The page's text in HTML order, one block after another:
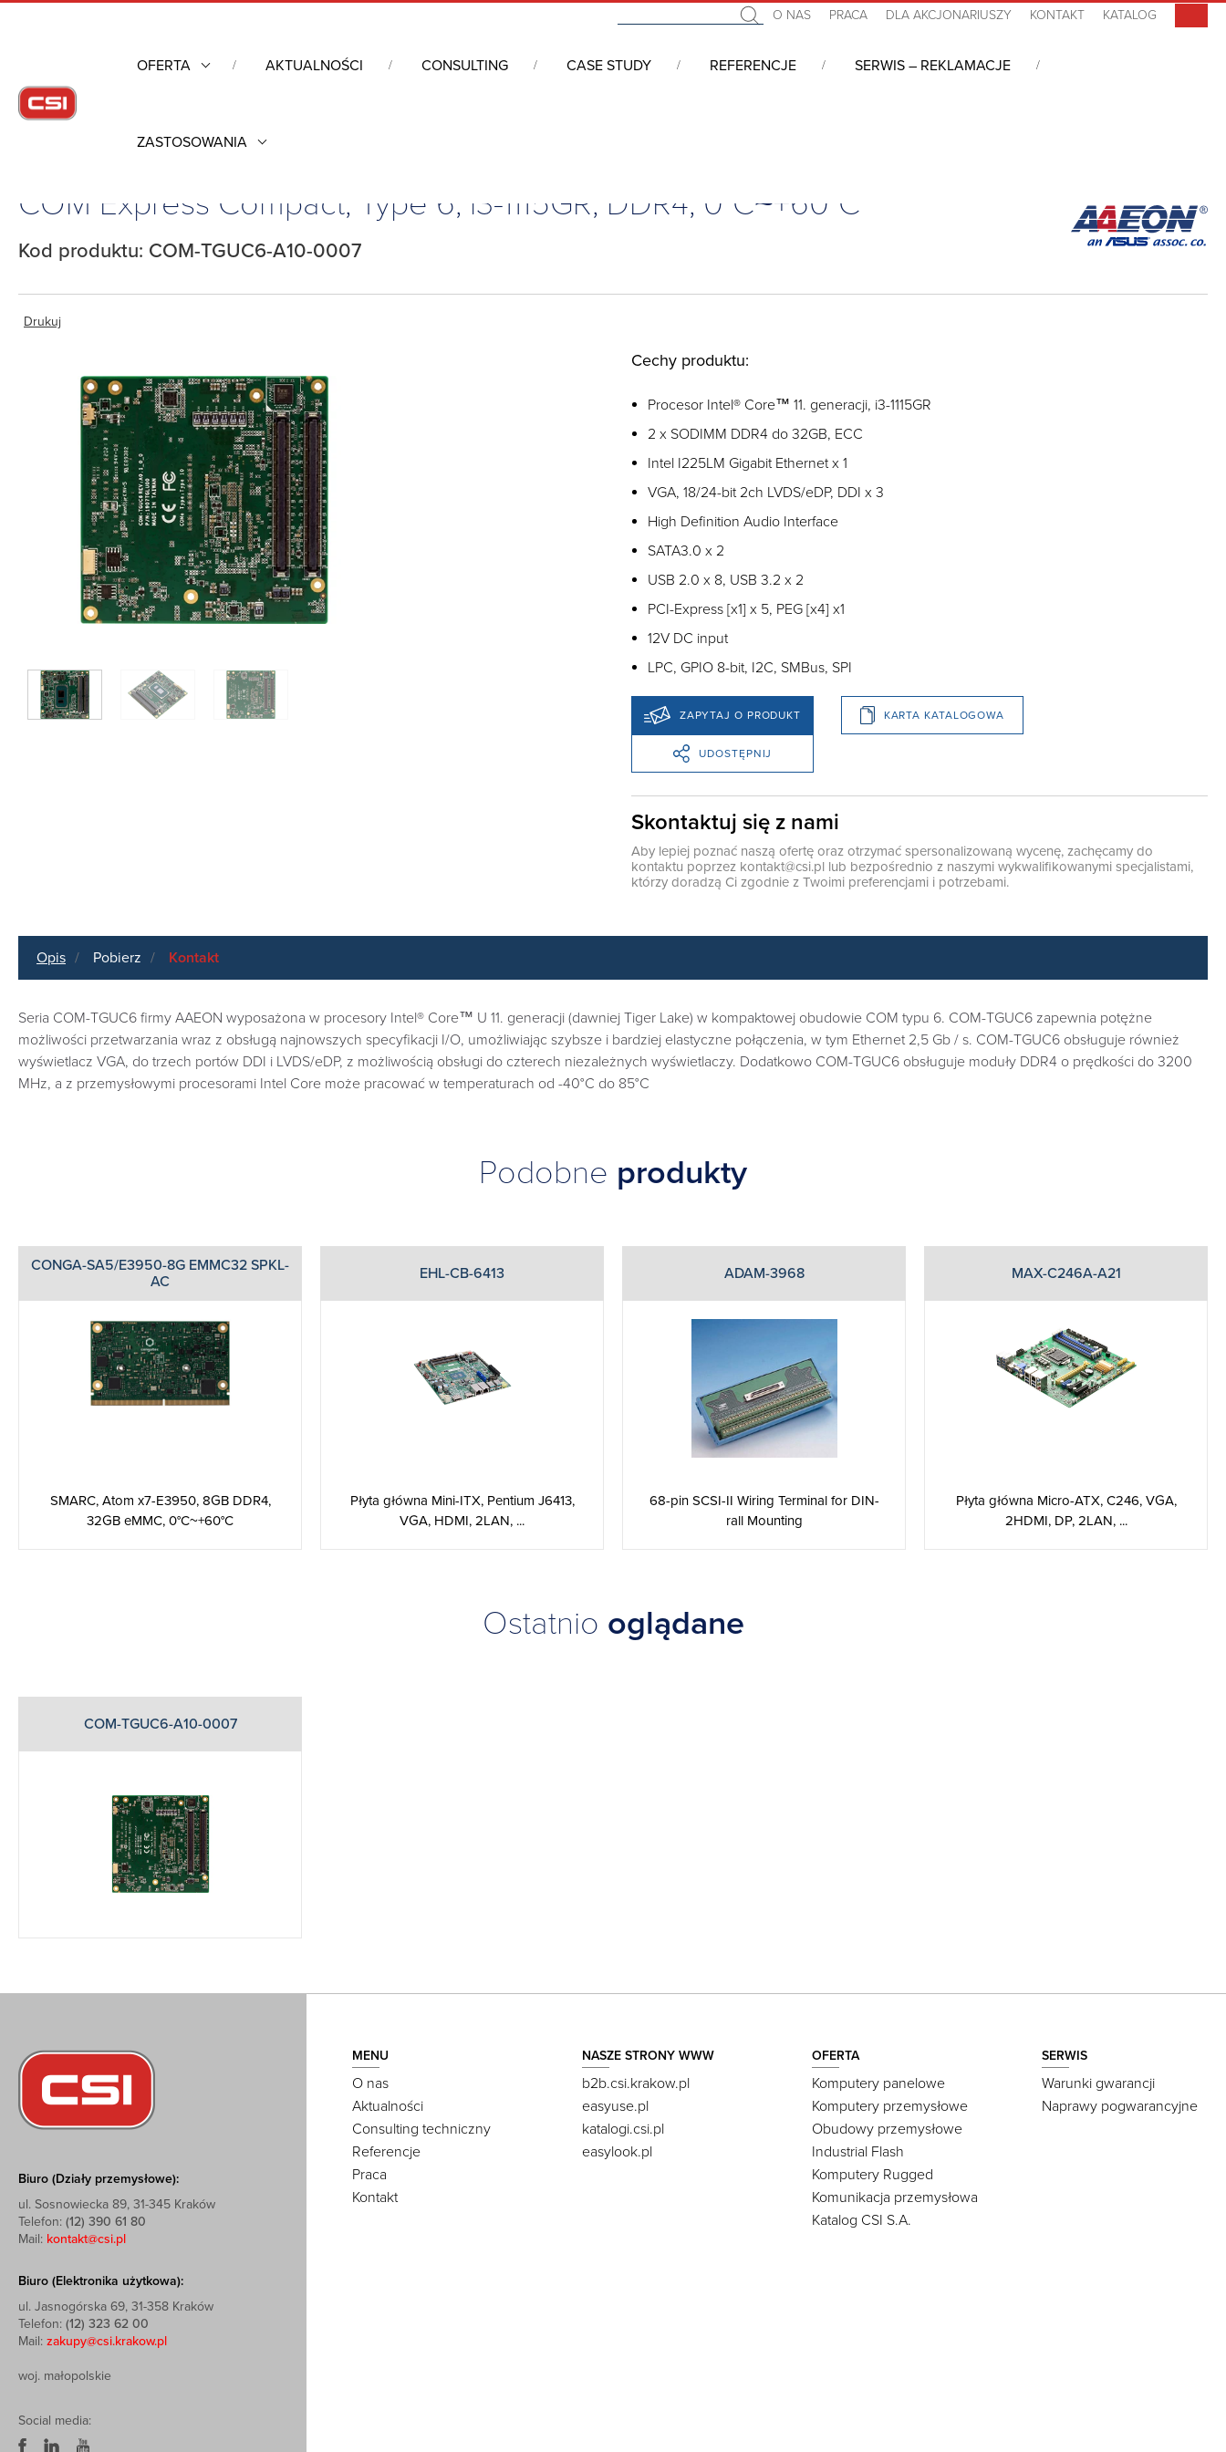
O NAS PRACA DLA AKCJONARIUSZY KONTAKT KATALOG
OFERTA AKTUALNOŚCI CONSULTING CASE STUDY REFERENCJE SERWIS – REKLAMACJE
ZASTOSOWANIA
Komputery przemysłowe
COM Express Compact, Type 6, i3-1115GR, DDR4, 0°C~+60°C
Kod produktu: COM-TGUC6-A10-0007
Drukuj
Cechy produktu:
Procesor Intel® Core™ 11. generacji, i3-1115GR
2 x SODIMM DDR4 do 32GB, ECC
Intel I225LM Gigabit Ethernet x 1
VGA, 18/24-bit 2ch LVDS/eDP, DDI x 3
High Definition Audio Interface
SATA3.0 x 2
USB 2.0 x 8, USB 3.2 x 2
PCI-Express [x1] x 5, PEG [x4] x1
12V DC input
LPC, GPIO 8-bit, I2C, SMBus, SPI
ZAPYTAJ O PRODUKT KARTA KATALOGOWA
UDOSTĘPNIJ
Skontaktuj się z nami
Aby lepiej poznać naszą ofertę oraz otrzymać spersonalizowaną wycenę, zachęcamy do
kontaktu poprzez kontakt@csi.pl lub bezpośrednio z naszymi wykwalifikowanymi specjalistami,
którzy doradzą Ci zgodnie z Twoimi preferencjami i potrzebami.
Opis Pobierz Kontakt
Seria COM-TGUC6 firmy AAEON wyposażona w procesory Intel® Core™ U 11. generacji (dawniej Tiger Lake) w kompaktowej obudowie COM typu 6. COM-TGUC6 zapewnia potężne
możliwości przetwarzania wraz z obsługą najnowszych specyfikacji I/O, umożliwiając szybsze i bardziej elastyczne połączenia, w tym Ethernet 2,5 Gb / s. COM-TGUC6 obsługuje również
wyświetlacz VGA, do trzech portów DDI i LVDS/eDP, z możliwością obsługi do czterech niezależnych wyświetlaczy. Dodatkowo COM-TGUC6 obsługuje moduły DDR4 o prędkości do 3200
MHz, a z przemysłowymi procesorami Intel Core może pracować w temperaturach od -40°C do 85°C
Podobne produkty
CONGA-SA5/E3950-8G EMMC32 SPKL-
AC
SMARC, Atom x7-E3950, 8GB DDR4,
32GB eMMC, 0°C~+60°C
EHL-CB-6413
Płyta główna Mini-ITX, Pentium J6413,
VGA, HDMI, 2LAN, ...
ADAM-3968
68-pin SCSI-II Wiring Terminal for DIN-
rall Mounting
MAX-C246A-A21
Płyta główna Micro-ATX, C246, VGA,
2HDMI, DP, 2LAN, ...
Ostatnio oglądane
COM-TGUC6-A10-0007
Biuro (Działy przemysłowe):
ul. Sosnowiecka 89, 31-345 Kraków
Telefon: (12) 390 61 80
Mail: kontakt@csi.pl
Biuro (Elektronika użytkowa):
ul. Jasnogórska 69, 31-358 Kraków
Telefon: (12) 323 62 00
Mail: zakupy@csi.krakow.pl
woj. małopolskie
Social media:
MENU
O nas
Aktualności
Consulting techniczny
Referencje
Praca
Kontakt
NASZE STRONY WWW
b2b.csi.krakow.pl
easyuse.pl
katalogi.csi.pl
easylook.pl
OFERTA
Komputery panelowe
Komputery przemysłowe
Obudowy przemysłowe
Industrial Flash
Komputery Rugged
Komunikacja przemysłowa
Katalog CSI S.A.
SERWIS
Warunki gwarancji
Naprawy pogwarancyjne